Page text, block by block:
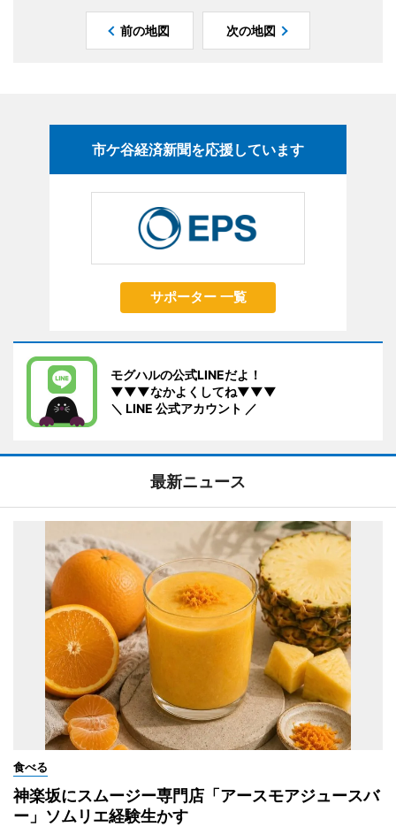
前の地図 次の地図
市ケ谷経済新聞を応援しています
サポーター 一覧
モグハルの公式LINEだよ！
▼▼▼なかよくしてね▼▼▼
＼ LINE 公式アカウント ／
最新ニュース
食べる
神楽坂にスムージー専門店「アースモアジュースバ
ー」ソムリエ経験生かす